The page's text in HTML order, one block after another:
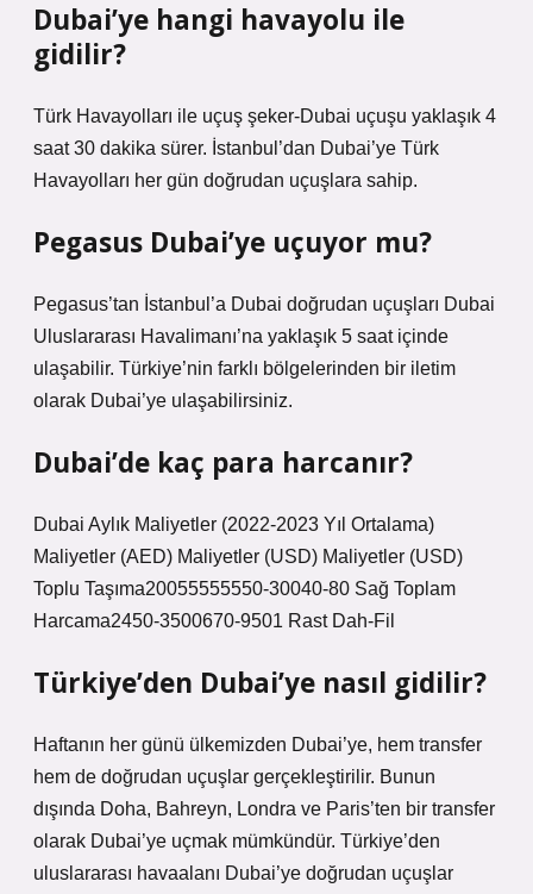
Dubai’ye hangi havayolu ile
gidilir?
Türk Havayolları ile uçuş şeker-Dubai uçuşu yaklaşık 4
saat 30 dakika sürer. İstanbul’dan Dubai’ye Türk
Havayolları her gün doğrudan uçuşlara sahip.
Pegasus Dubai’ye uçuyor mu?
Pegasus’tan İstanbul’a Dubai doğrudan uçuşları Dubai
Uluslararası Havalimanı’na yaklaşık 5 saat içinde
ulaşabilir. Türkiye’nin farklı bölgelerinden bir iletim
olarak Dubai’ye ulaşabilirsiniz.
Dubai’de kaç para harcanır?
Dubai Aylık Maliyetler (2022-2023 Yıl Ortalama)
Maliyetler (AED) Maliyetler (USD) Maliyetler (USD)
Toplu Taşıma20055555550-30040-80 Sağ Toplam
Harcama2450-3500670-9501 Rast Dah-Fil
Türkiye’den Dubai’ye nasıl gidilir?
Haftanın her günü ülkemizden Dubai’ye, hem transfer
hem de doğrudan uçuşlar gerçekleştirilir. Bunun
dışında Doha, Bahreyn, Londra ve Paris’ten bir transfer
olarak Dubai’ye uçmak mümkündür. Türkiye’den
uluslararası havaalanı Dubai’ye doğrudan uçuşlar